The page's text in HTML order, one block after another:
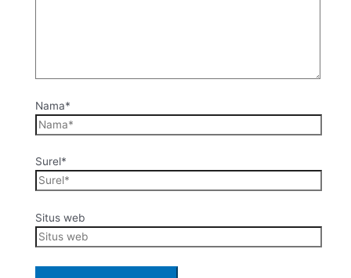
Nama*
Surel*
Situs web